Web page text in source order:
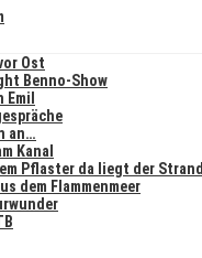
Ost
Benno-Show
Emil
an…
Kanal
Pflaster da liegt der Strand
dem Flammenmeer